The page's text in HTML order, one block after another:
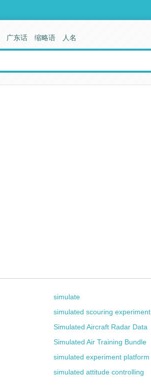
simulate
simulated scouring experiment
Simulated Aircraft Radar Data
Simulated Air Training Bundle
simulated experiment platform
simulated attitude controlling
广东话 缩略语 人名